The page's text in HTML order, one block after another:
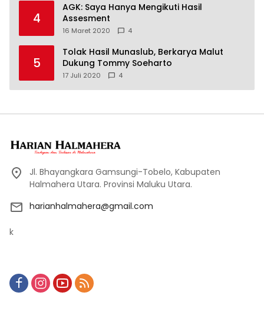
4
AGK: Saya Hanya Mengikuti Hasil
Assesment
16 Maret 2020 4
5
Tolak Hasil Munaslub, Berkarya Malut
Dukung Tommy Soeharto
17 Juli 2020 4
Jl. Bhayangkara Gamsungi-Tobelo, Kabupaten
Halmahera Utara. Provinsi Maluku Utara.
harianhalmahera@gmail.com
k